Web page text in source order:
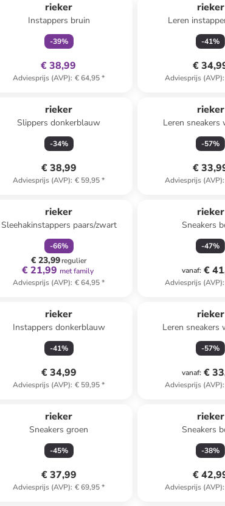
rieker
Instappers bruin
-39%
€ 38,99
Adviesprijs (AVP): € 64,95*
rieker
Leren
-41%
€
Adviesprijs (AVP):
rieker
Slippers donkerblauw
-34%
€ 38,99
Adviesprijs (AVP): € 59,95*
rieker
Leren sneakers
-57%
€
Adviesprijs (AVP):
rieker
Sleehakinstappers paars/zwart
-66%
€ 23,99regulier
€ 21,99 met family
Adviesprijs (AVP): € 64,95*
rieker
Sneakers
-47%
vanaf: €
Adviesprijs (AVP):
rieker
Instappers donkerblauw
-41%
€ 34,99
Adviesprijs (AVP): € 59,95*
rieker
Leren sneakers
-57%
vanaf: €
Adviesprijs (AVP):
rieker
Sneakers groen
-45%
€ 37,99
Adviesprijs (AVP): € 69,95*
rieker
Sneakers
-38%
€
Adviesprijs (AVP):